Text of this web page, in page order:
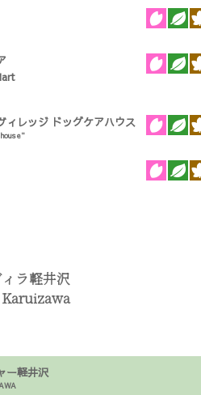
ィレッジ ドッグケアハウス
ラ軽井沢
ー軽井沢